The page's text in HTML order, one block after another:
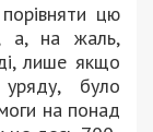
цю
а, на жаль,
лише якщо
уряду, було
на понад